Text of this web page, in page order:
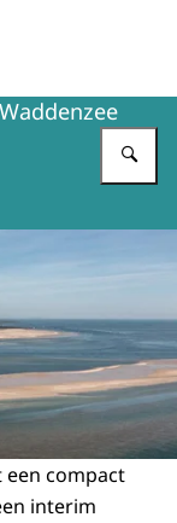
Waddenzee
een compact
interim